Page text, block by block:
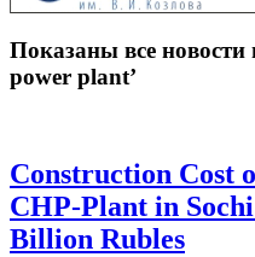
Показаны все новости
power plant’
Construction Cost
CHP-Plant in
Billion Rubles